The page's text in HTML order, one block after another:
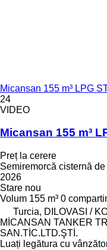
Micansan 155 m³ LPG
24
VIDEO
Micansan 155 m³
Preț la cerere
Semiremorcă cisternă de
2026
Stare nou
Volum 155 m³ 0
Turcia, DILOVASI /
MİCANSAN TANKER
SAN.TİC.LTD.ŞTİ.
Luați legătura cu